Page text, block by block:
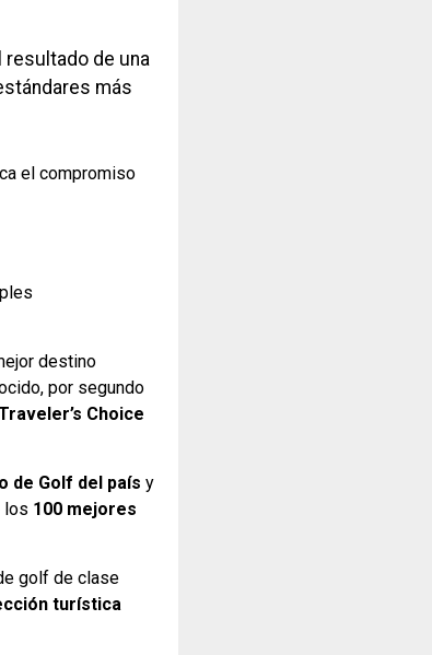
de una
más
el compromiso
destino
por segundo
Choice
de Golf del país y
los 100 mejores
golf de clase
turística